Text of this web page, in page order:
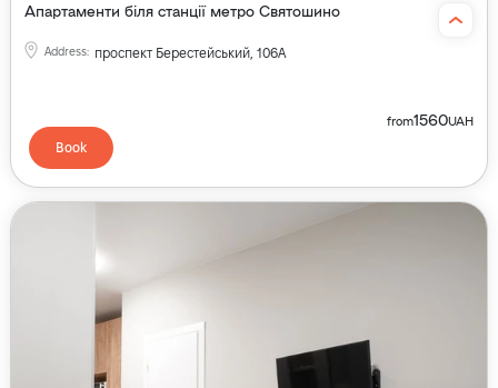
Апартаменти біля станції метро Святошино
Address: проспект Берестейський, 106А
from1560UAH
Book